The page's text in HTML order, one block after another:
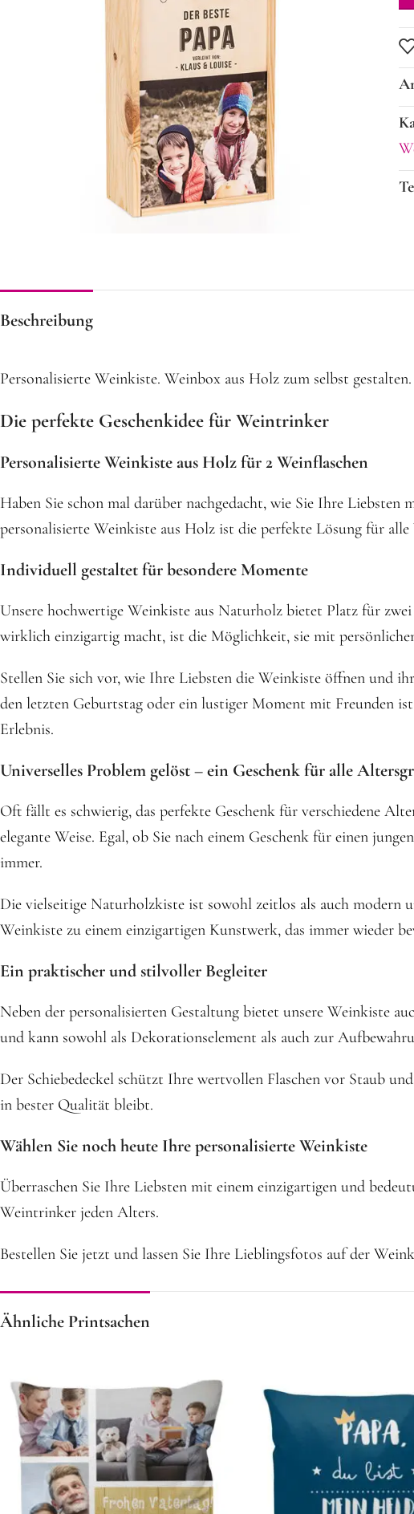
Beschreibung
Personalisierte Weinkiste. Weinbox aus Holz zum selbst
Die perfekte Geschenkidee für Weintrinker
Personalisierte Weinkiste aus Holz für 2 Weinflaschen
Haben Sie schon mal darüber nachgedacht, wie Sie Ihre
personalisierte Weinkiste aus Holz ist die perfekte Lösung für alle
Individuell gestaltet für besondere Momente
Unsere hochwertige Weinkiste aus Naturholz bietet Platz für
wirklich einzigartig macht, ist die Möglichkeit, sie mit
Stellen Sie sich vor, wie Ihre Liebsten die Weinkiste öffnen und
den letzten Geburtstag oder ein lustiger Moment mit Freunden
Erlebnis.
Universelles Problem gelöst – ein Geschenk für alle
Oft fällt es schwierig, das perfekte Geschenk für verschiedene
elegante Weise. Egal, ob Sie nach einem Geschenk für einen
immer.
Die vielseitige Naturholzkiste ist sowohl zeitlos als auch
Weinkiste zu einem einzigartigen Kunstwerk, das immer wieder
Ein praktischer und stilvoller Begleiter
Neben der personalisierten Gestaltung bietet unsere Weinkiste
und kann sowohl als Dekorationselement als auch zur
Der Schiebedeckel schützt Ihre wertvollen Flaschen vor Staub
in bester Qualität bleibt.
Wählen Sie noch heute Ihre personalisierte Weinkiste
Überraschen Sie Ihre Liebsten mit einem einzigartigen und
Weintrinker jeden Alters.
Bestellen Sie jetzt und lassen Sie Ihre Lieblingsfotos auf der
Ähnliche Printsachen